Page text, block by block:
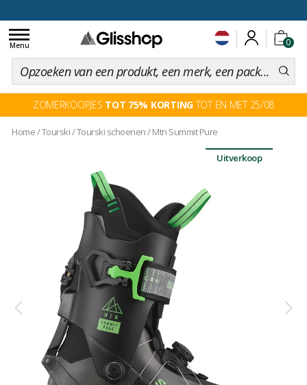
0
Toggle
navigation
Menu
ZOMERKOOPJES TOT 75% KORTINGTOT EN MET 25/08
Home/Tourski/Tourski schoenen/Mtn Summit Pure
Uitverkoop